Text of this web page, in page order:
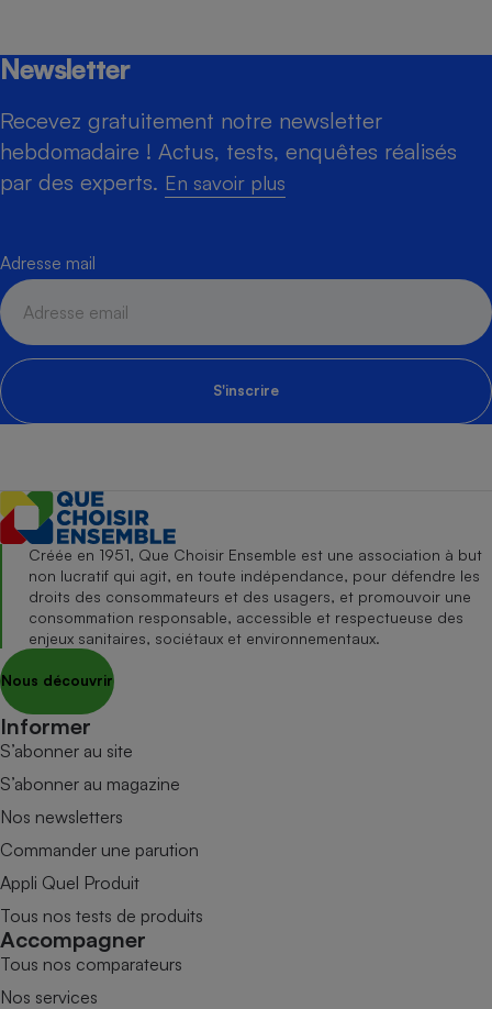
Newsletter
Recevez gratuitement notre newsletter
hebdomadaire ! Actus, tests, enquêtes réalisés
par des experts. En savoir plus
Adresse mail
S'inscrire
Créée en 1951, Que Choisir Ensemble est une association à but
non lucratif qui agit, en toute indépendance, pour défendre les
droits des consommateurs et des usagers, et promouvoir une
consommation responsable, accessible et respectueuse des
enjeux sanitaires, sociétaux et environnementaux.
Nous découvrir
Informer
S’abonner au site
S’abonner au magazine
Nos newsletters
Commander une parution
Appli Quel Produit
Tous nos tests de produits
Accompagner
Tous nos comparateurs
Nos services